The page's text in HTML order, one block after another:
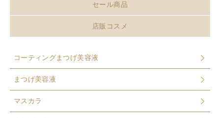
セール商品
店販コスメ
コーティングまつげ美容液
まつげ美容液
マスカラ